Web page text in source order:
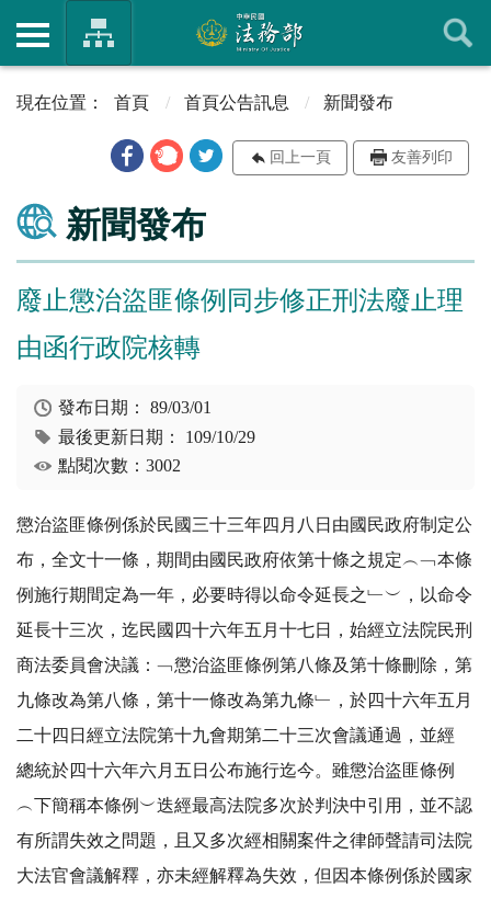
首頁 首頁公告訊息 新聞發布
回上一頁 友善列印
新聞發布
廢止懲治盜匪條例同步修正刑法廢止理
由函行政院核轉
發布日期：89/03/01
最後更新日期： 109/10/29
點閱次數：3002
懲治盜匪條例係於民國三十三年四月八日由國民政府制定公
布，全文十一條，期間由國民政府依第十條之規定︵﹁本條
例施行期間定為一年，必要時得以命令延長之﹂︶，以命令
延長十三次，迄民國四十六年五月十七日，始經立法院民刑
商法委員會決議：﹁懲治盜匪條例第八條及第十條刪除，第
九條改為第八條，第十一條改為第九條﹂，於四十六年五月
二十四日經立法院第十九會期第二十三次會議通過，並經
總統於四十六年六月五日公布施行迄今。雖懲治盜匪條例
︵下簡稱本條例︶迭經最高法院多次於判決中引用，並不認
有所謂失效之問題，且又多次經相關案件之律師聲請司法院
大法官會議解釋，亦未經解釋為失效，但因本條例係於國家